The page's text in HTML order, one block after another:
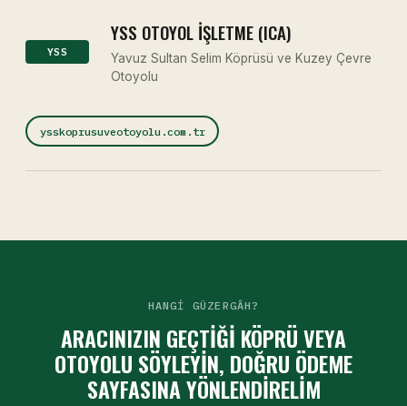
YSS
YSS OTOYOL İŞLETME (ICA)
Yavuz Sultan Selim Köprüsü ve Kuzey Çevre
Otoyolu
ysskoprusuveotoyolu.com.tr
HANGI GÜZERGÂH?
ARACINIZIN GEÇTIĞI KÖPRÜ VEYA
OTOYOLU SÖYLEYIN, DOĞRU ÖDEME
SAYFASINA YÖNLENDIRELIM